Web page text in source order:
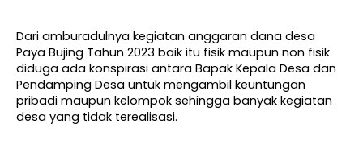
Dari amburadulnya kegiatan anggaran dana desa
Paya Bujing Tahun 2023 baik itu fisik maupun non fisik
diduga ada konspirasi antara Bapak Kepala Desa dan
Pendamping Desa untuk mengambil keuntungan
pribadi maupun kelompok sehingga banyak kegiatan
desa yang tidak terealisasi.